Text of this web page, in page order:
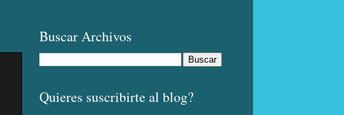
Buscar Archivos
Quieres suscribirte al blog?